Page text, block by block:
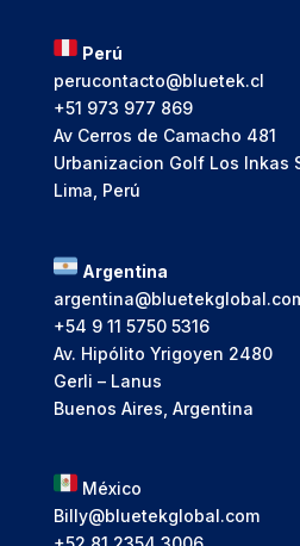
Perú
perucontacto@bluetek.cl
+51 973 977 869
Av Cerros de Camacho 481
Urbanizacion Golf Los Inkas
Lima, Perú
Argentina
+54 9 11 5750 5316
Av. Hipólito Yrigoyen 2480
Gerli – Lanus
Buenos Aires, Argentina
México
Billy@bluetekglobal.com